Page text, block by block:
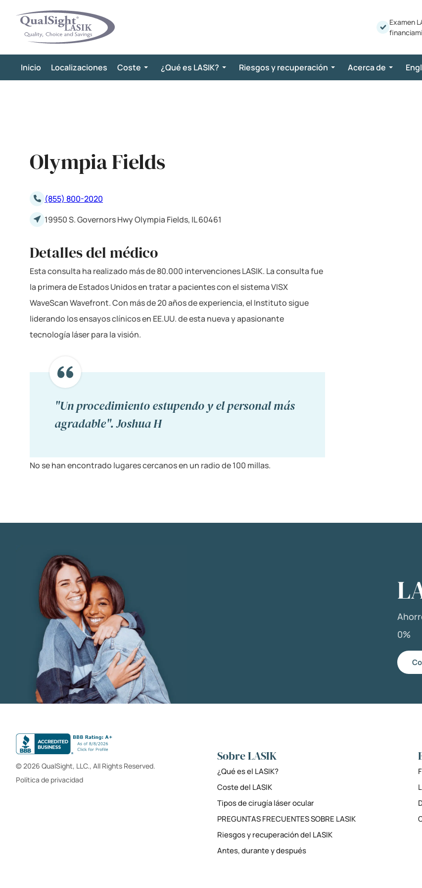
contenido
Examen
Inicio Localizaciones Coste ¿Qué es LASIK? Riesgos y recuperación Acerca de
Olympia Fields
(855) 800-2020
19950 S. Governors Hwy Olympia Fields, IL 60461
Detalles del médico
Esta consulta ha realizado más de 80.000 intervenciones LASIK. La consulta fue
la primera de Estados Unidos en tratar a pacientes con el sistema VISX
WaveScan Wavefront. Con más de 20 años de experiencia, el Instituto sigue
liderando los ensayos clínicos en EE.UU. de esta nueva y apasionante
tecnología láser para la visión.
"Un procedimiento estupendo y el personal más
agradable". Joshua H
No se han encontrado lugares cercanos en un radio de 100 millas.
0%
© 2026 QualSight, LLC., All Rights Reserved.
Política de privacidad
Sobre LASIK
¿Qué es el LASIK?
Coste del LASIK
Tipos de cirugía láser ocular
PREGUNTAS FRECUENTES SOBRE LASIK
Riesgos y recuperación del LASIK
Antes, durante y después